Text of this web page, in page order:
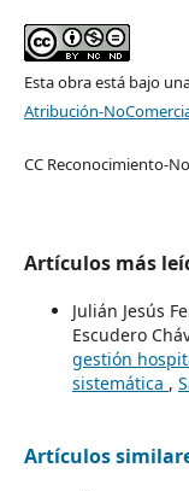
Esta obra está bajo
Atribución-
CC Reconocimiento-
Artículos más
Julián Jesús
Escudero
gestión
sistemática ,
Artículos